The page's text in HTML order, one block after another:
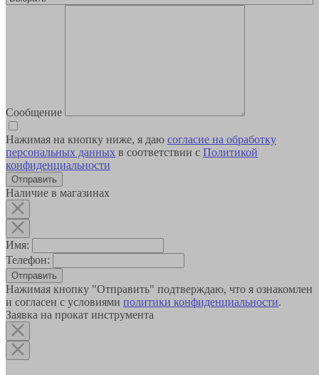
Сообщение
Нажимая на кнопку ниже, я даю согласие на обработку
персональных данных в соответствии с Политикой
конфиденциальности
Наличие в магазинах
Имя:
Телефон:
Отправить
Нажимая кнопку "Отправить" подтверждаю, что я ознакомлен
и согласен с условиями политики конфиденциальности.
Заявка на прокат инструмента